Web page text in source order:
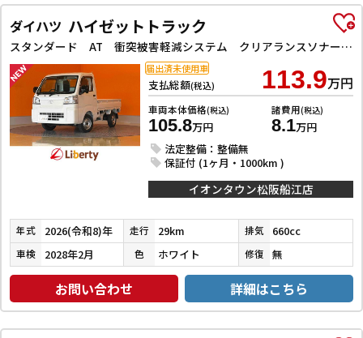
ダイハツ ハイゼットトラック
スタンダード AT 衝突被害軽減システム クリアランスソナー スマートキー アイドリングストップ 電動格納ミラー オートライト ESC エアコン パワーステアリング パワーウィンドウ 運転席エアバッグ
支払総額(税込) 113.9万円
車両本体価格(税込)
105.8万円
諸費用(税込)
8.1万円
法定整備：整備無
保証付 (1ヶ月・1000km )
届出済未使用車
イオンタウン松阪船江店
年式 2026(令和8)年 走行 29km 排気 660cc
車検 2028年2月 色 ホワイト 修復 無
お問い合わせ 詳細はこちら